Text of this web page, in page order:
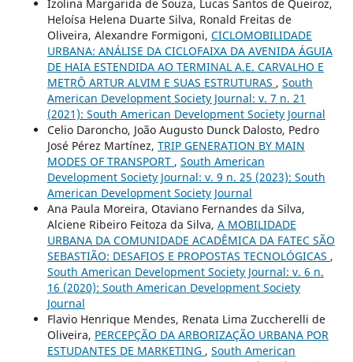
Izolina Margarida de Souza, Lucas Santos de Queiroz,
Heloísa Helena Duarte Silva, Ronald Freitas de
Oliveira, Alexandre Formigoni, CICLOMOBILIDADE
URBANA: ANÁLISE DA CICLOFAIXA DA AVENIDA ÁGUIA
DE HAIA ESTENDIDA AO TERMINAL A.E. CARVALHO E
METRÔ ARTUR ALVIM E SUAS ESTRUTURAS , South
American Development Society Journal: v. 7 n. 21
(2021): South American Development Society Journal
Celio Daroncho, João Augusto Dunck Dalosto, Pedro
José Pérez Martínez, TRIP GENERATION BY MAIN
MODES OF TRANSPORT , South American
Development Society Journal: v. 9 n. 25 (2023): South
American Development Society Journal
Ana Paula Moreira, Otaviano Fernandes da Silva,
Alciene Ribeiro Feitoza da Silva, A MOBILIDADE
URBANA DA COMUNIDADE ACADÊMICA DA FATEC SÃO
SEBASTIÃO: DESAFIOS E PROPOSTAS TECNOLÓGICAS ,
South American Development Society Journal: v. 6 n.
16 (2020): South American Development Society
Journal
Flavio Henrique Mendes, Renata Lima Zuccherelli de
Oliveira, PERCEPÇÃO DA ARBORIZAÇÃO URBANA POR
ESTUDANTES DE MARKETING , South American